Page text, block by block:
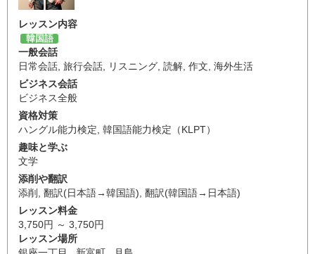
レッスン内容
韓国語
一般会話
日常会話 旅行会話 リスニング 読解 作文 海外生活
ビジネス会話
ビジネス全般
資格対策
ハングル能力検定 韓国語能力検定（KLPT）
趣味と学ぶ
文学
添削や翻訳
添削
翻訳(日本語→韓国語) 翻訳(韓国語→日本語)
レッスン料金
3,750円 ～ 3,750円
レッスン場所